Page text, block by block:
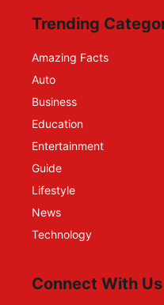
Trending
Amazing Facts
Auto
Business
Education
Entertainment
Guide
Lifestyle
News
Technology
Connect With Us